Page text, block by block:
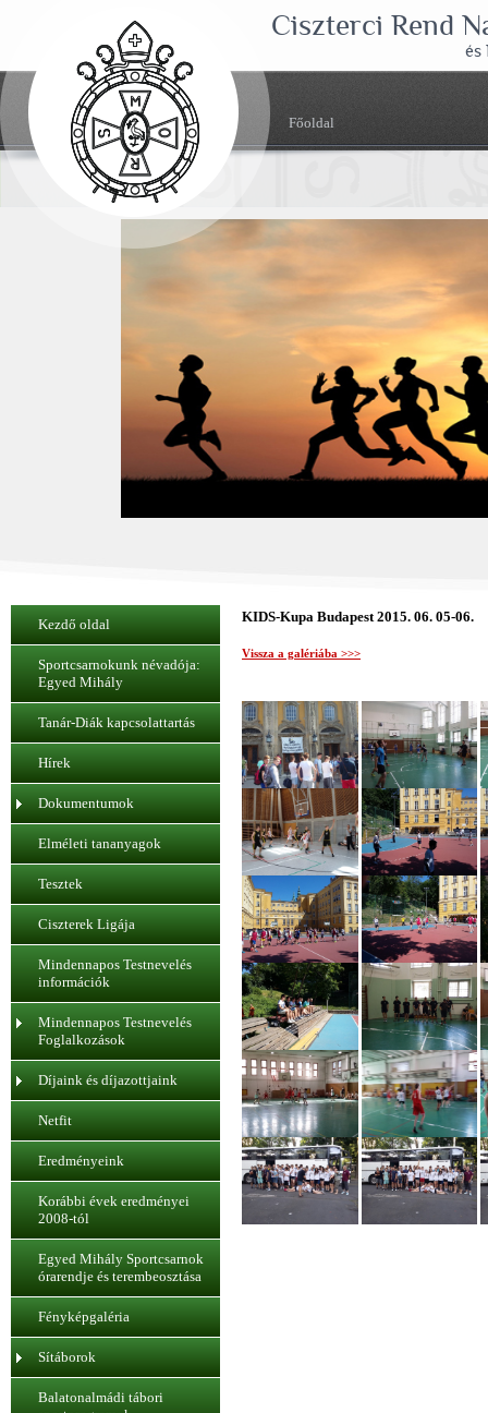
Ciszterci Rend
és
Főoldal
Kezdő oldal
Sportcsarnokunk névadója:
Egyed Mihály
Tanár-Diák kapcsolattartás
Hírek
Dokumentumok
Elméleti tananyagok
Tesztek
Ciszterek Ligája
Mindennapos Testnevelés
információk
Mindennapos Testnevelés
Foglalkozások
Díjaink és díjazottjaink
Netfit
Eredményeink
Korábbi évek eredményei
2008-tól
Egyed Mihály Sportcsarnok
órarendje és terembeosztása
Fényképgaléria
Sítáborok
Balatonalmádi tábori
KIDS-Kupa Budapest 2015. 06. 05-06.
Vissza a galériába >>>